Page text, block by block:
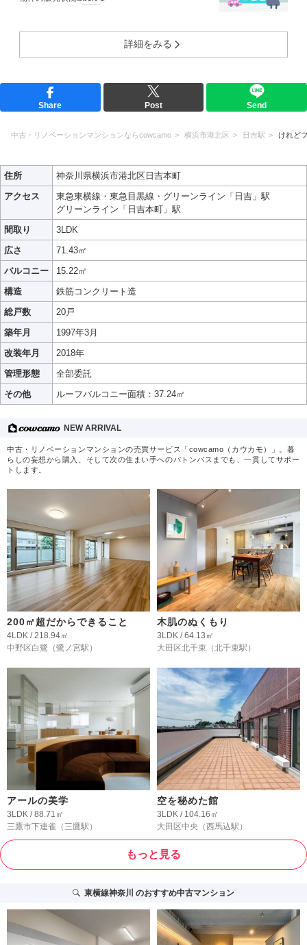
詳細をみる
Share Post Send
中古・リノベーションマンションならcowcamo 横浜市港北区 日吉駅 けれど
住所
神奈川県横浜市港北区日吉本町
アクセス
東急東横線・東急目黒線・グリーンライン「日吉」駅
グリーンライン「日吉本町」駅
間取り
3LDK
広さ
71.43㎡
バルコニー
15.22㎡
構造
鉄筋コンクリート造
総戸数
20戸
築年月
1997年3月
改装年月
2018年
管理形態
全部委託
その他
ルーフバルコニー面積：37.24㎡
NEW ARRIVAL
中古・リノベーションマンションの売買サービス「cowcamo（カウカモ）」。暮
らしの妄想から購入、そして次の住まい手へのバトンパスまでも、一貫してサポー
トします。
200㎡超だからできること
4LDK / 218.94㎡
中野区白鷺 （鷺ノ宮駅）
木肌のぬくもり
3LDK / 64.13㎡
大田区北千束 （北千束駅）
アールの美学
3LDK / 88.71㎡
三鷹市下連雀 （三鷹駅）
空を秘めた館
3LDK / 104.16㎡
大田区中央 （西馬込駅）
もっと見る
東横線神奈川 のおすすめ中古マンション